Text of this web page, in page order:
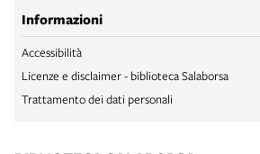
Informazioni
Accessibilità
Licenze e disclaimer - biblioteca Salaborsa
Trattamento dei dati personali